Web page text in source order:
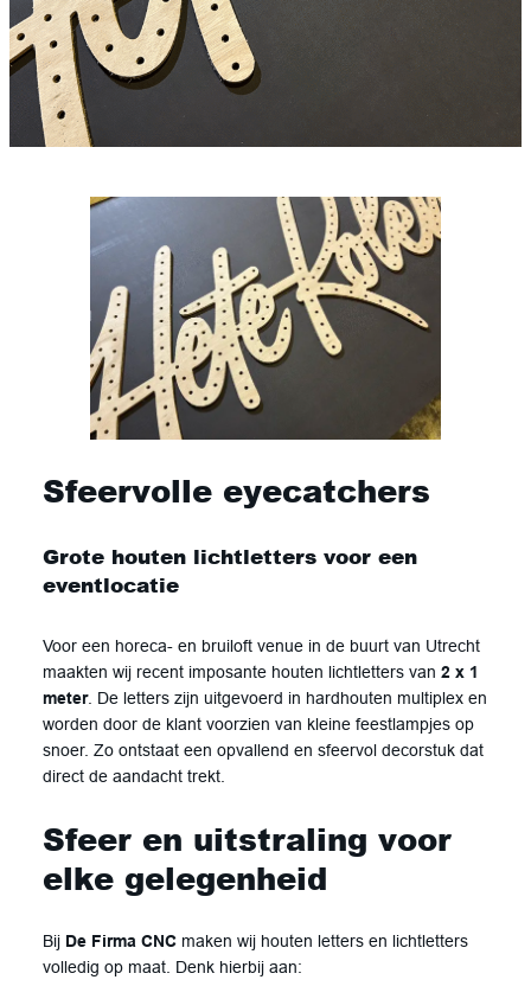
Sfeervolle eyecatchers
Grote houten lichtletters voor een
eventlocatie
Voor een horeca- en bruiloft venue in de buurt van Utrecht
maakten wij recent imposante houten lichtletters van 2 x 1
meter. De letters zijn uitgevoerd in hardhouten multiplex en
worden door de klant voorzien van kleine feestlampjes op
snoer. Zo ontstaat een opvallend en sfeervol decorstuk dat
direct de aandacht trekt.
Sfeer en uitstraling voor
elke gelegenheid
Bij De Firma CNC maken wij houten letters en lichtletters
volledig op maat. Denk hierbij aan: